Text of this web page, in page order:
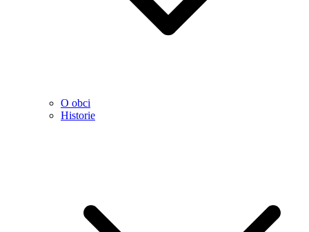
O obci
Historie